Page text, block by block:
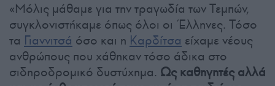
«Μόλις μάθαμε για την τραγωδία των Τεμπών,
συγκλονιστήκαμε όπως όλοι οι Έλληνες. Τόσο
τα Γιαννιτσά όσο και η Καρδίτσα είχαμε νέους
ανθρώπους που χάθηκαν τόσο άδικα στο
σιδηροδρομικό δυστύχημα. Ως καθηγητές αλλά